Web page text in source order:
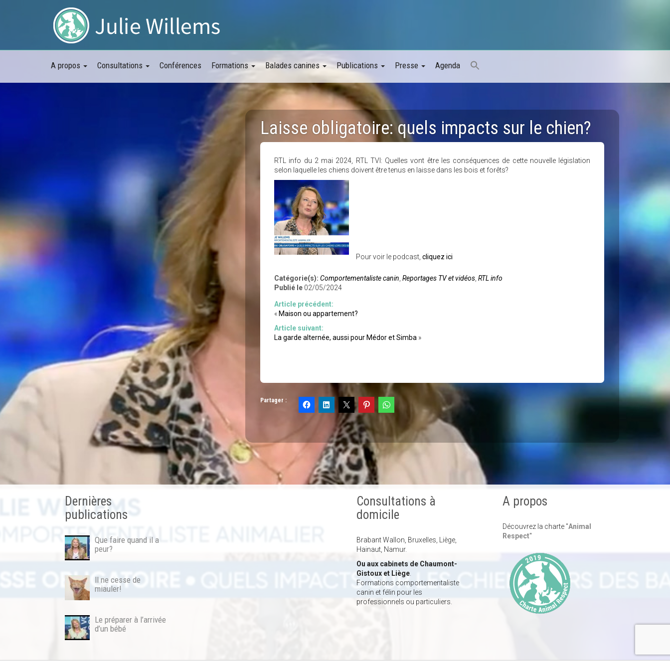
A propos Consultations Conférences Formations Balades canines Publications Presse Agenda
Laisse obligatoire: quels impacts sur le chien?
RTL info du 2 mai 2024, RTL TVI: Quelles vont être les conséquences de cette nouvelle législation
selon laquelle les chiens doivent être tenus en laisse dans les bois et forêts?
Pour voir le podcast, cliquez ici
Catégorie(s): Comportementaliste canin Reportages TV et vidéos RTL info
Publié le 02/05/2024
Article précédent:
«Maison ou appartement?
Article suivant:
La garde alternée, aussi pour Médor et Simba »
Partager :
Dernières
publications
Que faire quand il a
peur?
Il ne cesse de
miauler!
Le préparer à l’arrivée
d’un bébé
Consultations à
domicile
Brabant Wallon, Bruxelles, Liège,
Hainaut, Namur.
Ou aux cabinets de Chaumont-
Gistoux et Liège
Formations comportementaliste
canin et félin pour les
professionnels ou particuliers.
A propos
Découvrez la charte "Animal
Respect"